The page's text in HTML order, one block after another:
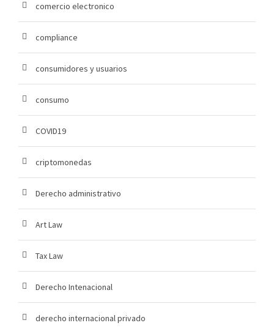
comercio electronico
compliance
consumidores y usuarios
consumo
COVID19
criptomonedas
Derecho administrativo
Art Law
Tax Law
Derecho Intenacional
derecho internacional privado